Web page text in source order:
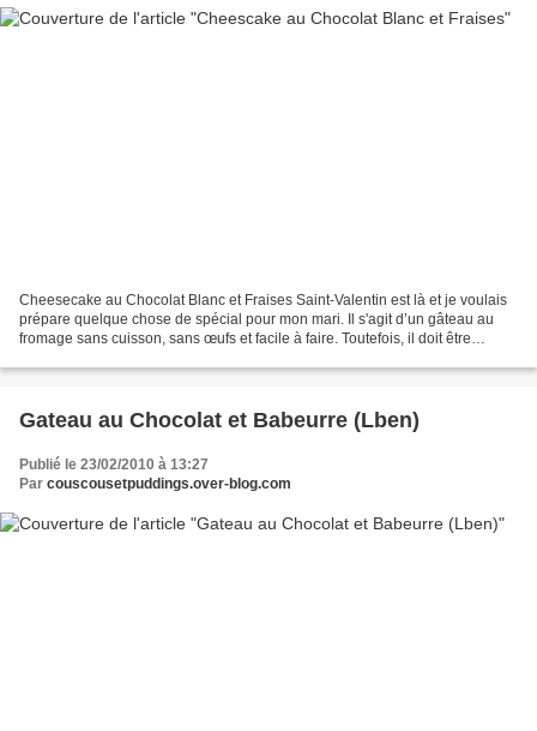
Cheesecake au Chocolat Blanc et Fraises Saint-Valentin est là et je voulais
prépare quelque chose de spécial pour mon mari. Il s'agit d’un gâteau au
fromage sans cuisson, sans œufs et facile à faire. Toutefois, il doit être
Gateau au Chocolat et Babeurre (Lben)
Publié le 23/02/2010 à 13:27
Par couscousetpuddings.over-blog.com